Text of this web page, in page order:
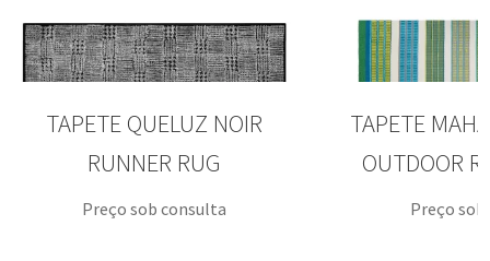
TAPETE QUELUZ NOIR
RUNNER RUG
Preço sob consulta
TAPETE
OUTDOOR
Preço